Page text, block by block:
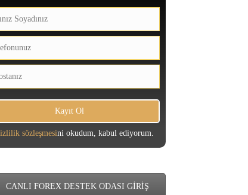
sözleşmesini okudum, kabul ediyorum.
CANLI FOREX DESTEK ODASI GİRİŞ